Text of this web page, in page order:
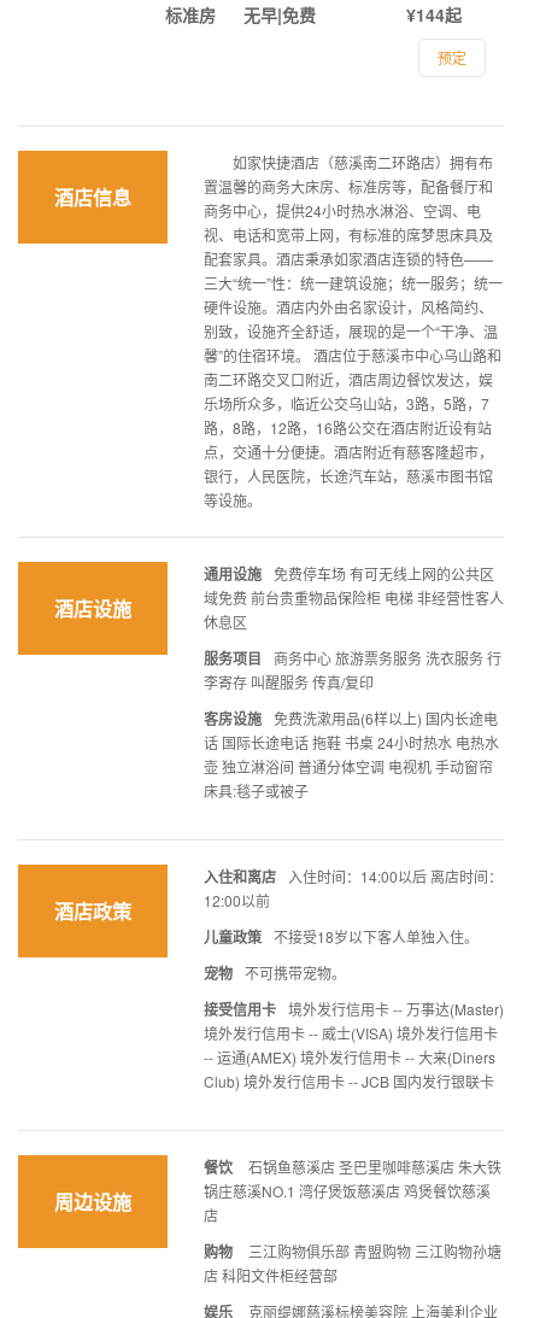
标准房 ¥144起
无早|免费
预定
酒店信息
如家快捷酒店（慈溪南二环路店）拥有布
置温馨的商务大床房、标准房等，配备餐厅和
商务中心，提供24小时热水淋浴、空调、电
视、电话和宽带上网，有标准的席梦思床具及
配套家具。酒店秉承如家酒店连锁的特色——
三大“统一”性：统一建筑设施；统一服务；统一
硬件设施。酒店内外由名家设计，风格简约、
别致，设施齐全舒适，展现的是一个“干净、温
馨”的住宿环境。 酒店位于慈溪市中心乌山路和
南二环路交叉口附近，酒店周边餐饮发达，娱
乐场所众多，临近公交乌山站，3路，5路，7
路，8路，12路，16路公交在酒店附近设有站
点，交通十分便捷。酒店附近有慈客隆超市，
银行，人民医院，长途汽车站，慈溪市图书馆
等设施。
酒店设施
通用设施 免费停车场 有可无线上网的公共区
域免费 前台贵重物品保险柜 电梯 非经营性客人
休息区
服务项目
商务中心 旅游票务服务 洗衣服务 行
李寄存 叫醒服务 传真/复印
客房设施 免费洗漱用品(6样以上) 国内长途电
话 国际长途电话 拖鞋 书桌 24小时热水 电热水
壶 独立淋浴间 普通分体空调 电视机 手动窗帘
床具:毯子或被子
酒店政策
入住和离店
入住时间：14:00以后 离店时间：
12:00以前
儿童政策 不接受18岁以下客人单独入住。
宠物 不可携带宠物。
接受信用卡 境外发行信用卡 -- 万事达(Master)
境外发行信用卡 -- 威士(VISA) 境外发行信用卡
-- 运通(AMEX) 境外发行信用卡 -- 大来(Diners
Club) 境外发行信用卡 -- JCB 国内发行银联卡
周边设施
餐饮
石锅鱼慈溪店 圣巴里咖啡慈溪店 朱大铁
锅庄慈溪NO.1 湾仔煲饭慈溪店 鸡煲餐饮慈溪
店
购物
三江购物俱乐部 青盟购物 三江购物孙塘
店 科阳文件柜经营部
娱乐 克丽缇娜慈溪标榜美容院 上海美利企业